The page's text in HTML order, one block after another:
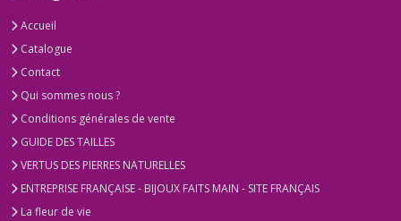
Accueil
Catalogue
Contact
Qui sommes nous ?
Conditions générales de vente
GUIDE DES TAILLES
VERTUS DES PIERRES NATURELLES
ENTREPRISE FRANÇAISE - BIJOUX FAITS MAIN - SITE FRANÇAIS
La fleur de vie